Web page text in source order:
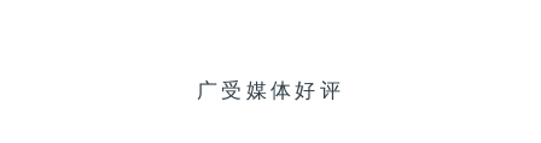
广受媒体好评